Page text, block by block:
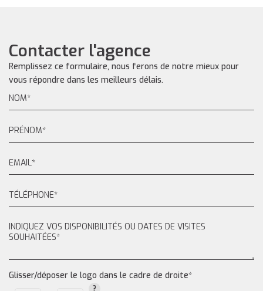
Contacter l'agence
Remplissez ce formulaire, nous ferons de notre mieux pour
vous répondre dans les meilleurs délais.
Glisser/déposer le logo dans le cadre de droite*